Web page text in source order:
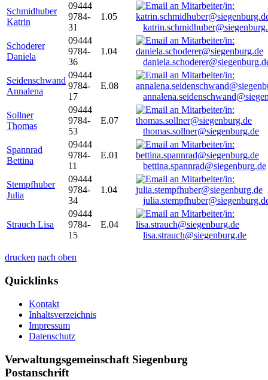
Schmidhuber
Katrin
09444
9784-
31
1.05
Schoderer
Daniela
09444
9784-
36
1.04
Seidenschwand
Annalena
09444
9784-
17
E.08
Sollner
Thomas
09444
9784-
53
E.07
thomas.sollner@siegenburg.de
Spannrad
Bettina
09444
9784-
11
E.01
bettina.spannrad@siegenburg.de
Stempfhuber
Julia
09444
9784-
34
1.04
Strauch Lisa
09444
9784-
15
E.04
lisa.strauch@siegenburg.de
drucken nach oben
Quicklinks
Kontakt
Inhaltsverzeichnis
Impressum
Datenschutz
Verwaltungsgemeinschaft Siegenburg
Postanschrift